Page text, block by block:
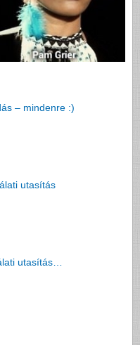
– mindenre :)
utasítás
utasítás…